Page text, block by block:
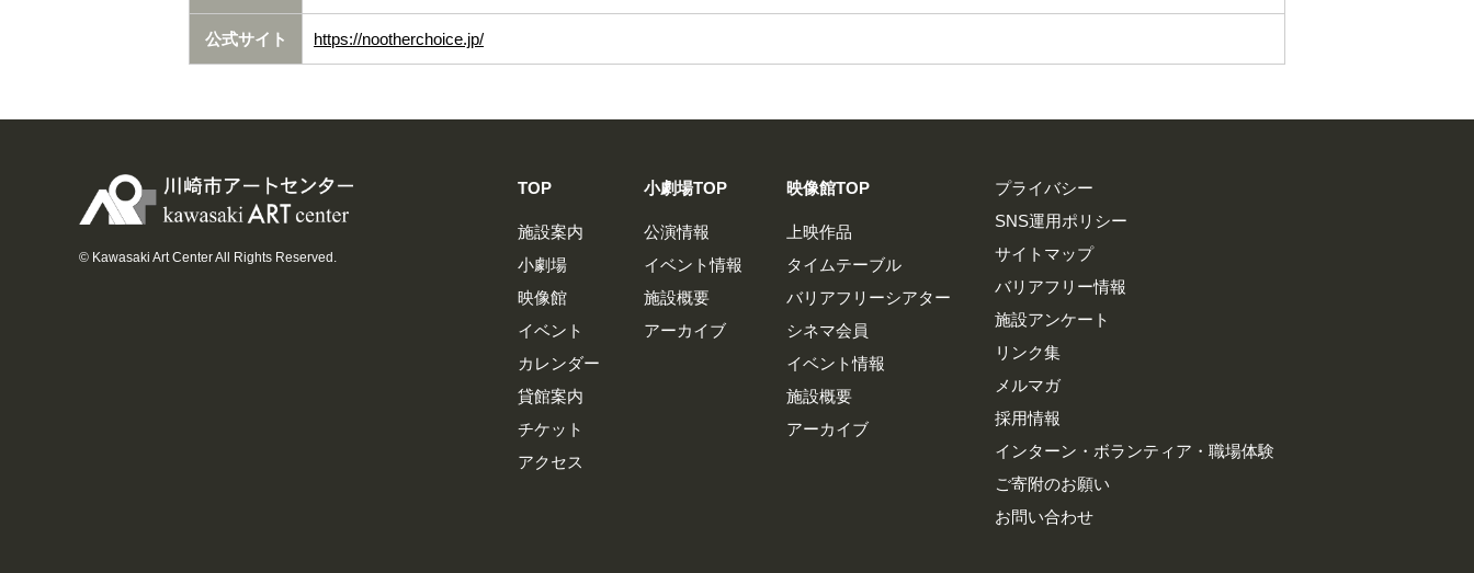
公式サイト https://nootherchoice.jp/
© Kawasaki Art Center All Rights Reserved.
TOP
施設案内
小劇場
映像館
イベント
カレンダー
貸館案内
チケット
アクセス
小劇場TOP
公演情報
イベント情報
施設概要
アーカイブ
映像館TOP
上映作品
タイムテーブル
バリアフリーシアター
シネマ会員
イベント情報
施設概要
アーカイブ
プライバシー
SNS運用ポリシー
サイトマップ
バリアフリー情報
施設アンケート
リンク集
メルマガ
採用情報
インターン・ボランティア・職場体験
ご寄附のお願い
お問い合わせ